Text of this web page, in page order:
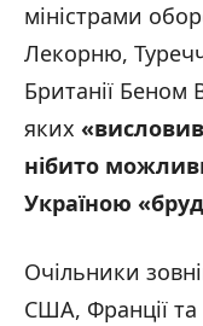
міністрами
Лекорню,
Британії Беном
яких «висловив
нібито
Україною
Очільники
США, Франції та